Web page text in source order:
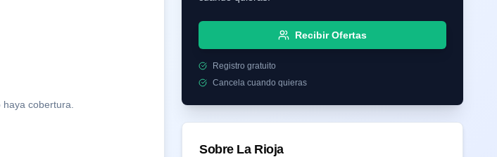
cobertura.
Recibir Ofertas
Registro gratuito
Cancela cuando quieras
Sobre La Rioja